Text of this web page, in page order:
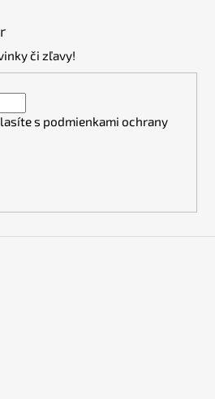
či zľavy!
s podmienkami ochrany